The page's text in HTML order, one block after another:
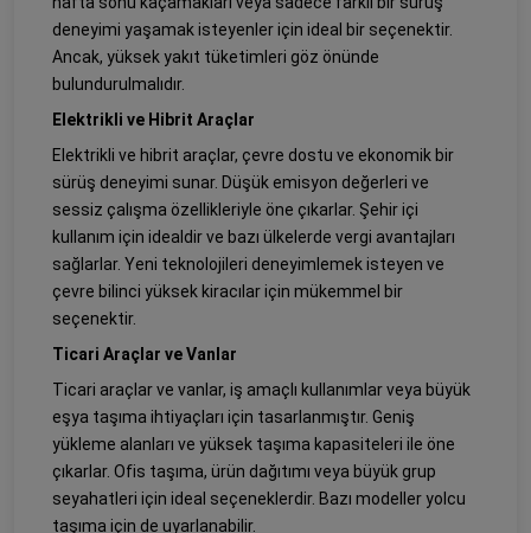
deneyimi yaşamak isteyenler için ideal bir seçenektir.
Ancak, yüksek yakıt tüketimleri göz önünde
bulundurulmalıdır.
Elektrikli ve Hibrit Araçlar
Elektrikli ve hibrit araçlar, çevre dostu ve ekonomik bir
sürüş deneyimi sunar. Düşük emisyon değerleri ve
sessiz çalışma özellikleriyle öne çıkarlar. Şehir içi
kullanım için idealdir ve bazı ülkelerde vergi avantajları
sağlarlar. Yeni teknolojileri deneyimlemek isteyen ve
çevre bilinci yüksek kiracılar için mükemmel bir
seçenektir.
Ticari Araçlar ve Vanlar
Ticari araçlar ve vanlar, iş amaçlı kullanımlar veya büyük
eşya taşıma ihtiyaçları için tasarlanmıştır. Geniş
yükleme alanları ve yüksek taşıma kapasiteleri ile öne
çıkarlar. Ofis taşıma, ürün dağıtımı veya büyük grup
seyahatleri için ideal seçeneklerdir. Bazı modeller yolcu
taşıma için de uyarlanabilir.